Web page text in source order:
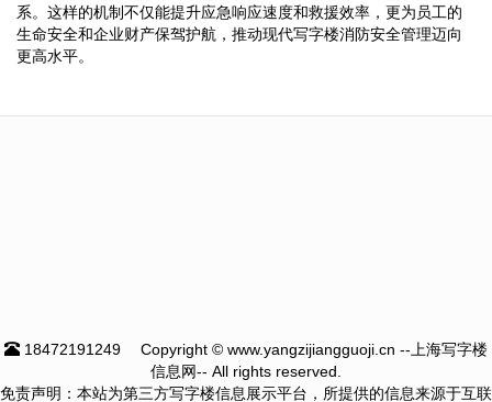
系。这样的机制不仅能提升应急响应速度和救援效率，更为员工的
生命安全和企业财产保驾护航，推动现代写字楼消防安全管理迈向
更高水平。
18472191249
Copyright © www.yangzijiangguoji.cn --上海写字楼
信息网-- All rights reserved.
免责声明：本站为第三方写字楼信息展示平台，所提供的信息来源于互联